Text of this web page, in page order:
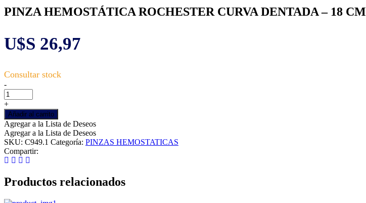
PINZA HEMOSTÁTICA ROCHESTER CURVA DENTADA – 18 CM
U$S 26,97
PINZA
HEMOSTÁTICA
ROCHESTER
CURVA
DENTADA
-
18
CM
cantidad
-
+
Añadir al carrito
Agregar a la Lista de Deseos
Agregar a la Lista de Deseos
SKU: C949.1 Categoría: PINZAS HEMOSTATICAS
Compartir:
Productos relacionados